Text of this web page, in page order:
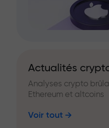
Actualités
Analyses crypto
Ethereum et altcoins
Voir tout